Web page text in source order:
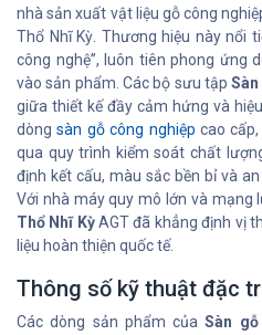
nhà sản xuất vật liệu gỗ công
Thổ Nhĩ Kỳ. Thương hiệu này nổi
công nghệ”, luôn tiên phong ứng
vào sản phẩm. Các bộ sưu tậpSàn
giữa thiết kế đầy cảm hứng và
dòngsàn gỗ công nghiệp cao
qua quy trình kiểm soát chất
định kết cấu, màu sắc bền bỉ và
Với nhà máy quy mô lớn và mạng
Thổ Nhĩ KỳAGT đã khẳng định vị
liệu hoàn thiện quốc tế.
Thông số kỹ thuật đặc
Các dòng sản phẩm củaSàn gỗ